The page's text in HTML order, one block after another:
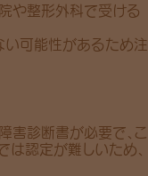
や整形外科で受ける
可能性があるため注
害診断書が必要で、こ
認定が難しいため、